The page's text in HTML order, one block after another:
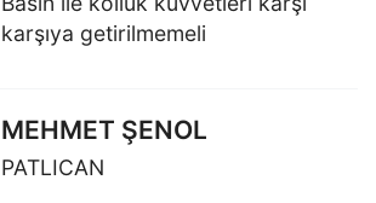
karşıya getirilmemeli
MEHMET ŞENOL
PATLICAN